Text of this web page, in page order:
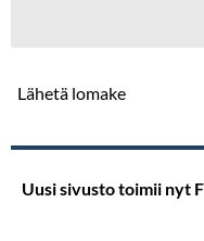
Lähetä lomake
Uusi sivusto toimii nyt